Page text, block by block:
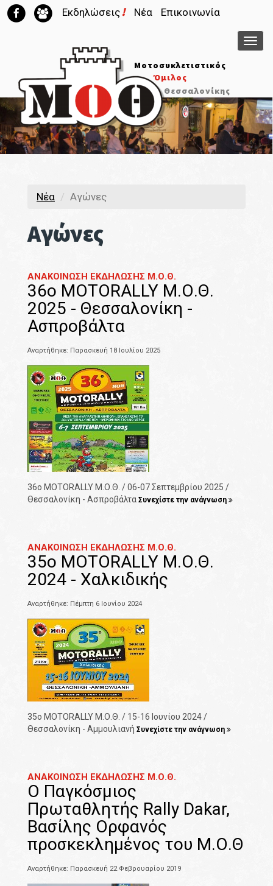
Μοτοσυκλετιστικός
Όμιλος
Θεσσαλονίκης
Εκδηλώσεις ! Νέα Επικοινωνία
Νέα Αγώνες
Αγώνες
ΑΝΑΚΟΙΝΩΣΗ ΕΚΔΗΛΩΣΗΣ Μ.Ο.Θ.
36o MOTORALLY Μ.Ο.Θ.
2025 - Θεσσαλονίκη -
Ασπροβάλτα
Αναρτήθηκε: Παρασκευή 18 Ιουλίου 2025
36o MOTORALLY Μ.Ο.Θ. / 06-07 Σεπτεμβρίου 2025 /
Θεσσαλονίκη - Ασπροβάλτα Συνεχίστε την ανάγνωση
ΑΝΑΚΟΙΝΩΣΗ ΕΚΔΗΛΩΣΗΣ Μ.Ο.Θ.
35o MOTORALLY Μ.Ο.Θ.
2024 - Χαλκιδικής
Αναρτήθηκε: Πέμπτη 6 Ιουνίου 2024
35o MOTORALLY Μ.Ο.Θ. / 15-16 Ιουνίου 2024 /
Θεσσαλονίκη - Αμμουλιανή Συνεχίστε την ανάγνωση
ΑΝΑΚΟΙΝΩΣΗ ΕΚΔΗΛΩΣΗΣ Μ.Ο.Θ.
Ο Παγκόσμιος
Πρωταθλητής Rally Dakar,
Βασίλης Ορφανός
προσκεκλημένος του Μ.Ο.Θ
Αναρτήθηκε: Παρασκευή 22 Φεβρουαρίου 2019